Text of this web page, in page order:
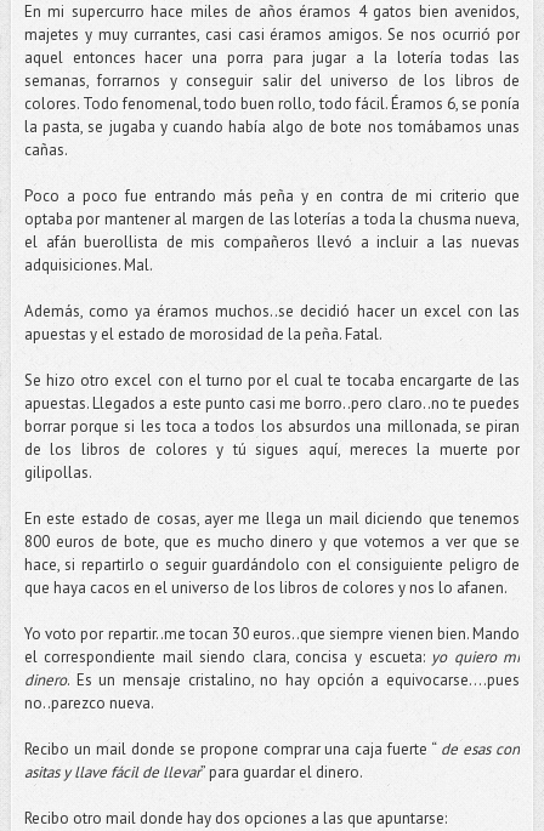
En mi supercurro hace miles de años éramos 4 gatos bien avenidos,
majetes y muy currantes, casi casi éramos amigos. Se nos ocurrió por
aquel entonces hacer una porra para jugar a la lotería todas las
semanas, forrarnos y conseguir salir del universo de los libros de
colores. Todo fenomenal, todo buen rollo, todo fácil. Éramos 6, se ponía
la pasta, se jugaba y cuando había algo de bote nos tomábamos unas
cañas.
Poco a poco fue entrando más peña y en contra de mi criterio que
optaba por mantener al margen de las loterías a toda la chusma nueva,
el afán buerollista de mis compañeros llevó a incluir a las nuevas
adquisiciones. Mal.
Además, como ya éramos muchos..se decidió hacer un excel con las
apuestas y el estado de morosidad de la peña. Fatal.
Se hizo otro excel con el turno por el cual te tocaba encargarte de las
apuestas. Llegados a este punto casi me borro..pero claro..no te puedes
borrar porque si les toca a todos los absurdos una millonada, se piran
de los libros de colores y tú sigues aquí, mereces la muerte por
gilipollas.
En este estado de cosas, ayer me llega un mail diciendo que tenemos
800 euros de bote, que es mucho dinero y que votemos a ver que se
hace, si repartirlo o seguir guardándolo con el consiguiente peligro de
que haya cacos en el universo de los libros de colores y nos lo afanen.
Yo voto por repartir..me tocan 30 euros..que siempre vienen bien. Mando
el correspondiente mail siendo clara, concisa y escueta: yo quiero mi
dinero. Es un mensaje cristalino, no hay opción a equivocarse….pues
no..parezco nueva.
Recibo un mail donde se propone comprar una caja fuerte “ de esas con
asitas y llave fácil de llevar” para guardar el dinero.
Recibo otro mail donde hay dos opciones a las que apuntarse: